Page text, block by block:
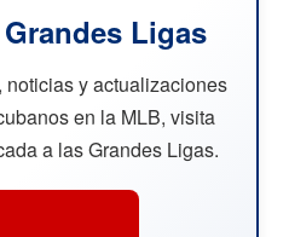
Ligas
noticias y actualizaciones
en la MLB, visita
a las Grandes Ligas.